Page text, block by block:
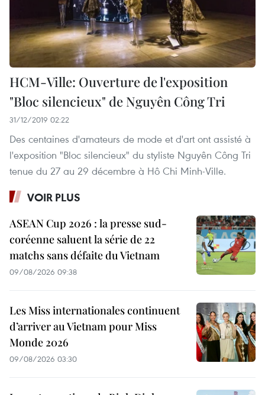
HCM-Ville: Ouverture de l'exposition
"Bloc silencieux" de Nguyên Công Tri
31/12/2019 02:22
Des centaines d'amateurs de mode et d'art ont assisté à
l'exposition "Bloc silencieux" du styliste Nguyên Công Tri
tenue du 27 au 29 décembre à Hô Chi Minh-Ville.
VOIR PLUS
ASEAN Cup 2026 : la presse sud-
coréenne saluent la série de 22
matchs sans défaite du Vietnam
09/08/2026 09:38
Les Miss internationales continuent
d’arriver au Vietnam pour Miss
Monde 2026
09/08/2026 03:30